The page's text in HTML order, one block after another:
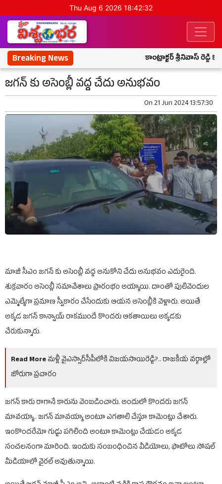
Thu Aug 6 2026 18:42:33
Breaking News కాంట్రాక్టర్ శ్రీనివాస్ రెడ్డి
జగన్ కు అసెంబ్లీ వద్ద చేదు అనుభవం
On21 Jun 2024 13:57:30
మాజీ సీఎం జగన్ కు అసెంబ్లీ వద్ద అనుకోని చేదు అనుభవం ఎదురైంది.
శుక్రవారం అసెంబ్లీ సమావేశాలు ప్రారంభం అయ్యాయి. దాంతో పులివెందుల
ఎమ్మెల్యేగా ప్రమాణ స్వీకారం చేసేందుకు ఆయన అసెంబ్లీకి వెళ్లారు. అయితే
అక్కడ జగన్ కాన్వాయ్ రాకముందే కొందరు ఆకతాయిలు అక్కడకు
చేరుకున్నారు.
Read Moreమళ్లీ వైఎస్సార్‌సీపీలోకి విజయసాయిరెడ్డి?.. రాజకీయ వర్గాల్లో
జోరుగా ప్రచారం
జగన్ కారు రాగానే కారును వెంబడించారు. అందులో కొందరు జగన్
మావయ్యా.. జగన్ మావయ్యా అంటూ ఎగతాలి చేస్తూ కామెంట్లు చేశారు.
ఇంకొందరేమో గుడ్డు పగిలింది అంటూ కామెంట్లు చేయడం అక్కడ
సంచలనంగా మారింది. ఇందుకు సంబంధించిన వీడియోలు, ఫొటోలు సోషల్
మీడియాలో వైరల్ అవుతున్నాయి.